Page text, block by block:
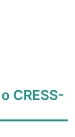
CRESS-